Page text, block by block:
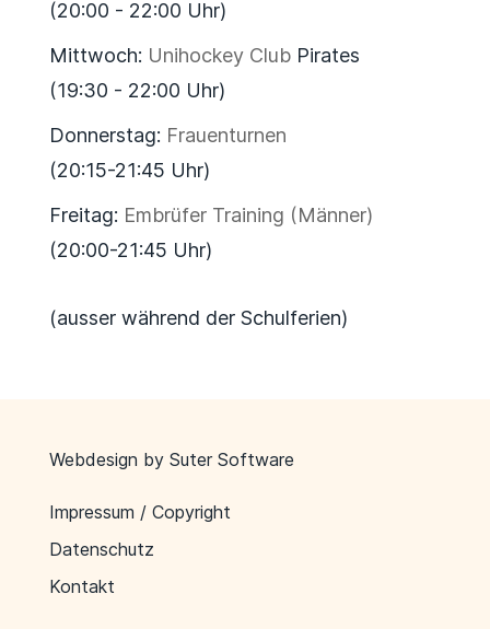
(20:00 - 22:00 Uhr)
Mittwoch: Unihockey ClubPirates
(19:30 - 22:00 Uhr)
Donnerstag: Frauenturnen
(20:15-21:45 Uhr)
Freitag: Embrüfer Training (Männer)
(20:00-21:45 Uhr)
(ausser während der Schulferien)
Webdesign by Suter Software
Impressum / Copyright
Datenschutz
Kontakt